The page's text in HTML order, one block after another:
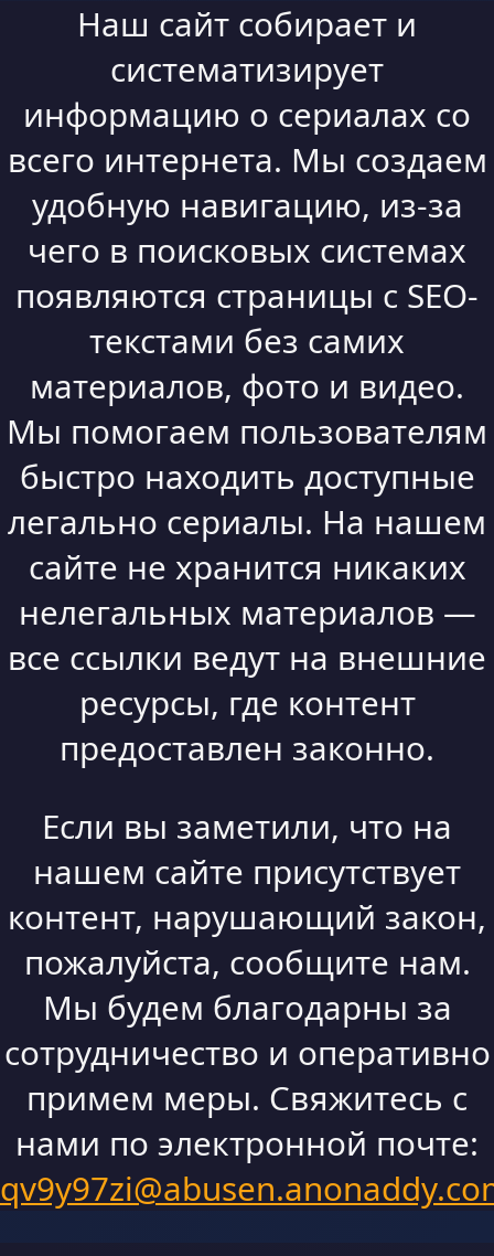
Наш сайт собирает и
систематизирует
информацию о сериалах со
всего интернета. Мы создаем
удобную навигацию, из-за
чего в поисковых системах
появляются страницы с SEO-
текстами без самих
материалов, фото и видео.
Мы помогаем пользователям
быстро находить доступные
легально сериалы. На нашем
сайте не хранится никаких
нелегальных материалов —
все ссылки ведут на внешние
ресурсы, где контент
предоставлен законно.
Если вы заметили, что на
нашем сайте присутствует
контент, нарушающий закон,
пожалуйста, сообщите нам.
Мы будем благодарны за
сотрудничество и оперативно
примем меры. Свяжитесь с
нами по электронной почте: